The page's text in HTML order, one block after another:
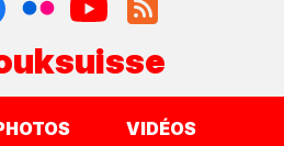
VIDÉOS